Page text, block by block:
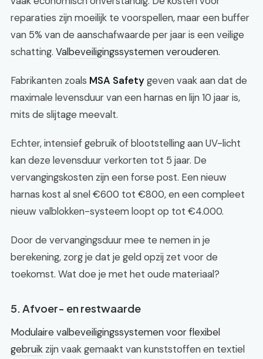
reparaties zijn moeilijk te voorspellen, maar een buffer
van 5% van de aanschafwaarde per jaar is een veilige
schatting. Valbeveiligingssystemen verouderen.
Fabrikanten zoals MSA Safetygeven vaak aan dat de
maximale levensduur van een harnas en lijn 10 jaar is,
mits de slijtage meevalt.
Echter, intensief gebruik of blootstelling aan UV-licht
kan deze levensduur verkorten tot 5 jaar. De
vervangingskosten zijn een forse post. Een nieuw
harnas kost al snel €600 tot €800, en een compleet
nieuw valblokken-systeem loopt op tot €4.000.
Door de vervangingsduur mee te nemen in je
berekening, zorg je dat je geld opzij zet voor de
toekomst. Wat doe je met het oude materiaal?
5. Afvoer- en restwaarde
Modulaire valbeveiligingssystemen voor flexibel
gebruik zijn vaak gemaakt van kunststoffen en textiel